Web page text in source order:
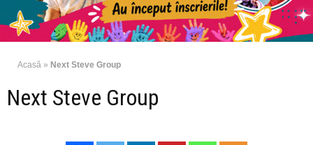
Acasă » Next Steve Group
Next Steve Group